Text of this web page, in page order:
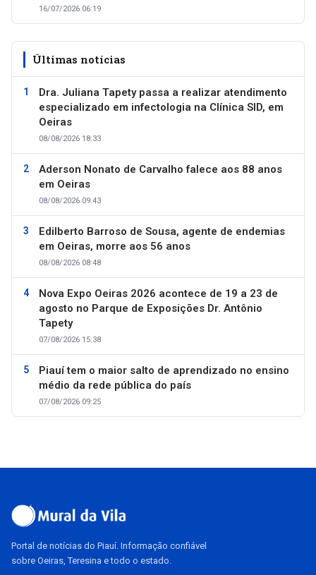
16/07/2026 06:19
Últimas notícias
Dra. Juliana Tapety passa a realizar atendimento
especializado em infectologia na Clínica SID, em
Oeiras
08/08/2026 18:33
Aderson Nonato de Carvalho falece aos 88 anos
em Oeiras
08/08/2026 09:43
Edilberto Barroso de Sousa, agente de endemias
em Oeiras, morre aos 56 anos
08/08/2026 08:48
Nova Expo Oeiras 2026 acontece de 19 a 23 de
agosto no Parque de Exposições Dr. Antônio
Tapety
07/08/2026 15:38
Piauí tem o maior salto de aprendizado no ensino
médio da rede pública do país
07/08/2026 09:25
Portal de notícias do Piauí. Informação confiável
sobre Oeiras, Teresina e todo o estado.